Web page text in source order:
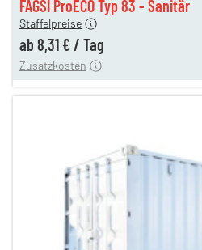
FAGSI ProECO Typ 83 - Sanitär
Staffelpreise
ab 8,31 € / Tag
180,00 €
110,00 €
Zusatzkosten